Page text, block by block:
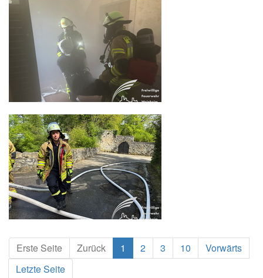
Erste Seite Zurück 1 2 3 10
Vorwärts
Letzte Seite